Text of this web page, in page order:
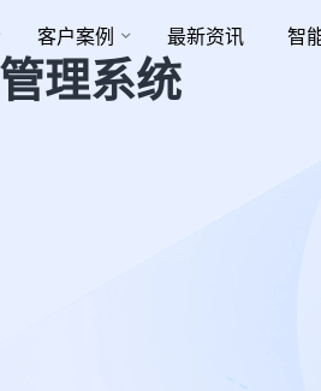
客户案例 最新资讯 智
理系统